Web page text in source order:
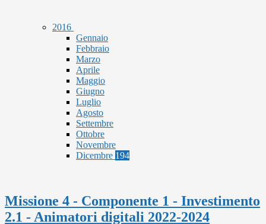
2016
Gennaio
Febbraio
Marzo
Aprile
Maggio
Giugno
Luglio
Agosto
Settembre
Ottobre
Novembre
Dicembre 194
Missione 4 - Componente 1 - Investimento
2.1 - Animatori digitali 2022-2024